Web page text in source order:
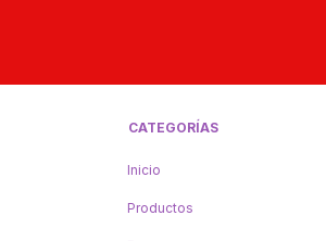
CATEGORÍAS
Inicio
Productos